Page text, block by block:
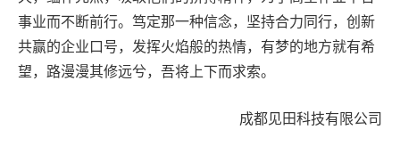
事业而不断前行。笃定那一种信念，坚持合力同行，创新
共赢的企业口号，发挥火焰般的热情，有梦的地方就有希
望，路漫漫其修远兮，吾将上下而求索。
成都见田科技有限公司